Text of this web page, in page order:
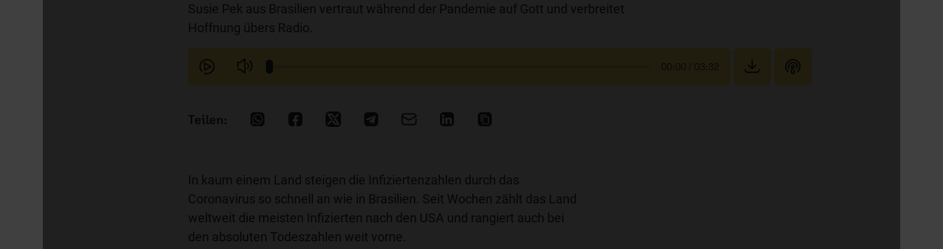
Susie Pek aus Brasilien vertraut während der Pandemie auf Gott und verbreitet
Hoffnung übers Radio.
00:00 / 03:32
In kaum einem Land steigen die Infiziertenzahlen durch das
Coronavirus so schnell an wie in Brasilien. Seit Wochen zählt das Land
weltweit die meisten Infizierten nach den USA und rangiert auch bei
den absoluten Todeszahlen weit vorne.